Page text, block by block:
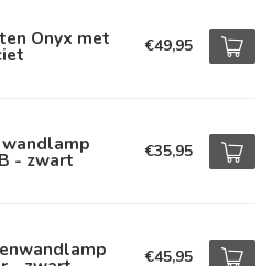
Onyx met €49,95
- zwart €35,95
€45,95